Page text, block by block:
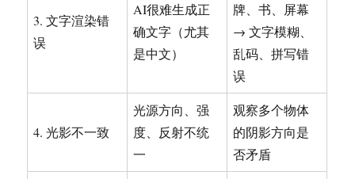
3. 文字渲染错
误
AI很难生成正
确文字（尤其
是中文）
牌、书、屏幕
→ 文字模糊、
乱码、拼写错
误
4. 光影不一致
光源方向、强
度、反射不统
一
观察多个物体
的阴影方向是
否矛盾